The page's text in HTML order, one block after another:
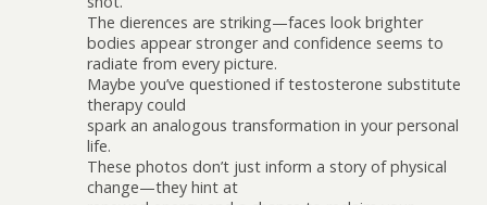
The differences are striking—faces look brighter
bodies appear stronger and confidence seems to
radiate from every picture.
Maybe you’ve questioned if testosterone substitute
therapy could
spark an analogous transformation in your personal
life.
These photos don’t just inform a story of physical
change—they hint at